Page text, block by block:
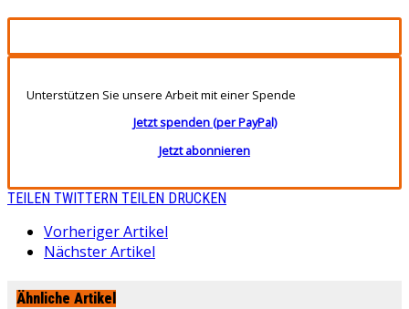
Unterstützen Sie unsere Arbeit mit einer Spende
Jetzt spenden (per PayPal)
Jetzt abonnieren
TEILEN TWITTERN TEILEN DRUCKEN
Vorheriger Artikel
Nächster Artikel
Ähnliche Artikel